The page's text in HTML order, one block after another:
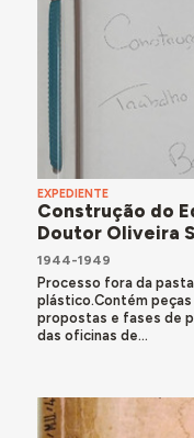
EXPEDIENTE
Construção do
Doutor Oliveira
1944-1949
Processo fora da
plástico.Contém
propostas e fases de
das oficinas de...